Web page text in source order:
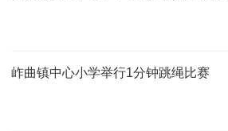
岞曲镇中心小学举行1分钟跳绳比赛